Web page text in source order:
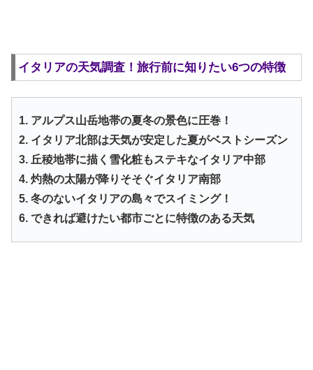
イタリアの天気調査！旅行前に知りたい6つの特徴
1. アルプス山岳地帯の夏冬の景色に圧巻！
2. イタリア北部は天気が安定した夏がベストシーズン
3. 丘稜地帯に描く雪化粧もステキなイタリア中部
4. 灼熱の太陽が降りそそぐイタリア南部
5. 冬のないイタリアの島々でスイミング！
6. できれば避けたい都市ごとに特徴のある天気